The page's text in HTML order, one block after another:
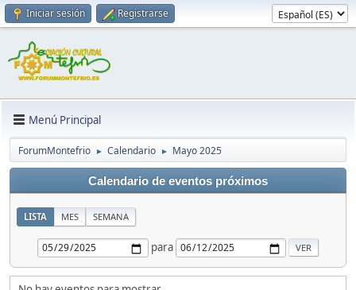
Iniciar sesión Registrarse
Menú Principal
ForumMontefrio ► Calendario ► Mayo 2025
Calendario de eventos próximos
LISTA MES SEMANA
para